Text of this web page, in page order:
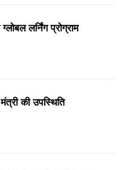
लर्निंग प्रोग्राम
मंत्री की उपस्थिति